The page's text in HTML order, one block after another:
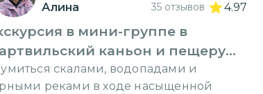
Алина 35 отзывов 4.97
в мини-группе в
каньон и пещеру
скалами, водопадами и
реками в ходе насыщенной